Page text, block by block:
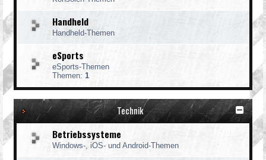
Handheld
Handheld-Themen
eSports
eSports-Themen
Themen: 1
Technik
Betriebssysteme
Windows-, iOS- und Android-Themen